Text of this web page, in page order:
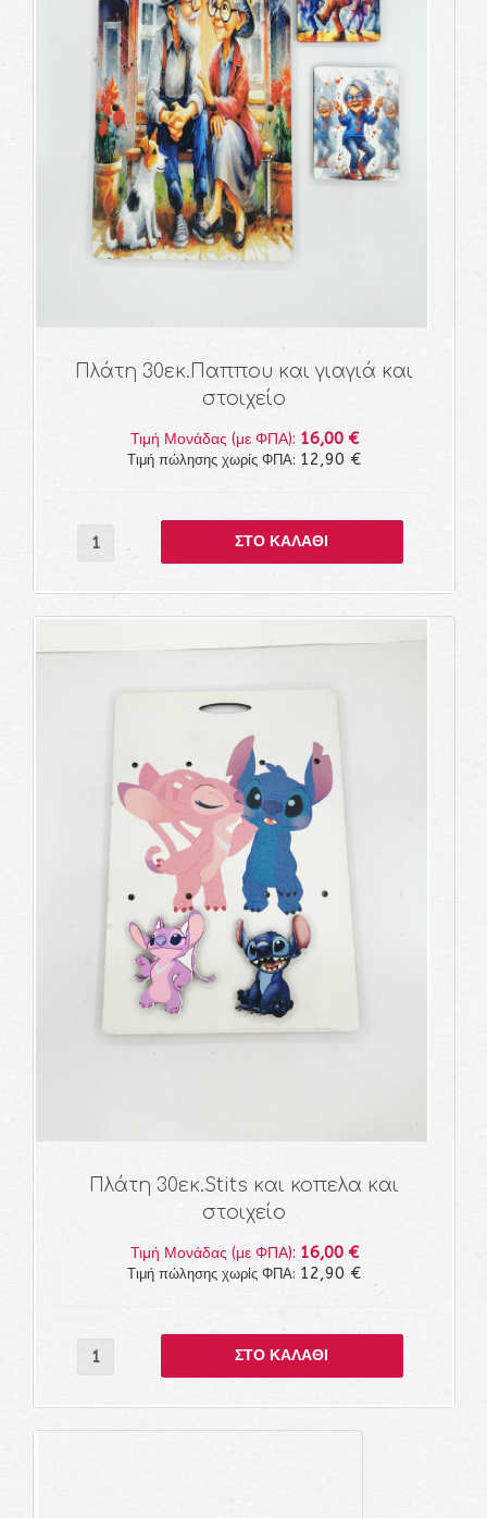
Πλάτη 30εκ.Παππου και γιαγιά και
στοιχείο
Τιμή Μονάδας (με ΦΠΑ): 16,00 €
Τιμή πώλησης χωρίς ΦΠΑ: 12,90 €
Πλάτη 30εκ.Stits και κοπελα και
στοιχείο
Τιμή Μονάδας (με ΦΠΑ): 16,00 €
Τιμή πώλησης χωρίς ΦΠΑ: 12,90 €